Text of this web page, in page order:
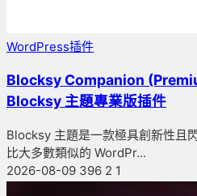
WordPress插件
Blocksy Companion
Blocksy 主題專業版插件
Blocksy 主題是一款極具創新性且
比大多數類似的 WordPr...
2026-08-09 396 2 1